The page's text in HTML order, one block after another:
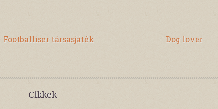
Footballiser társasjáték Dog lover
Cikkek